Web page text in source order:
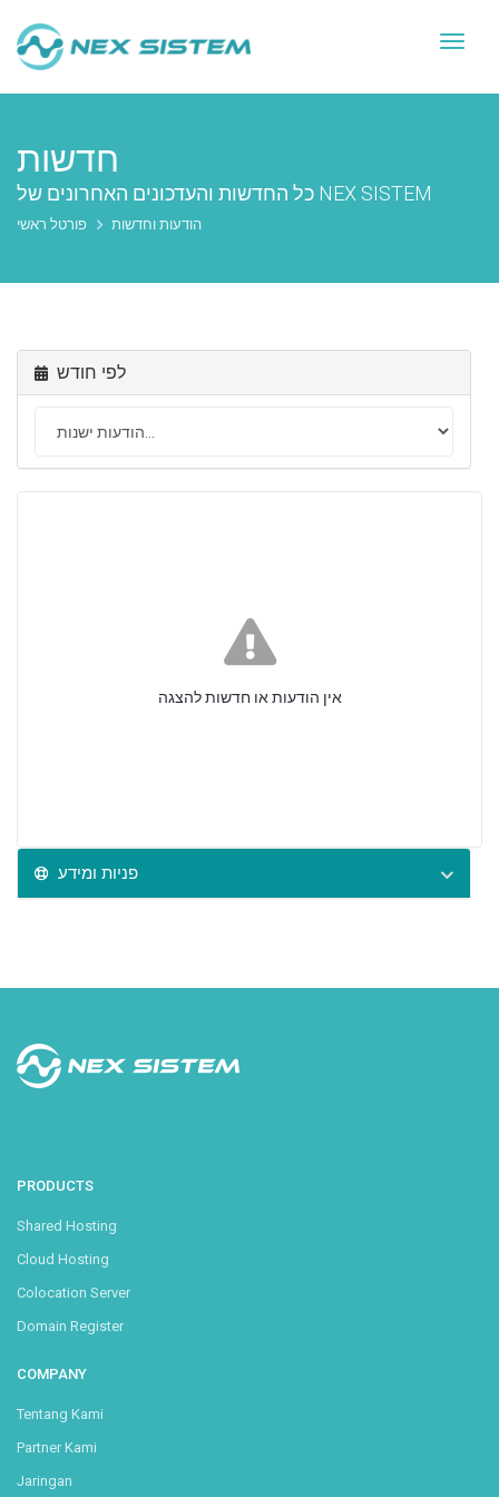
Toggle
חדשות
כל החדשות והעדכונים האחרונים של NEX SISTEM
הודעות וחדשות
לפי חודש
אין הודעות או חדשות להצגה
פניות ומידע
PRODUCTS
Shared Hosting
Cloud Hosting
Colocation Server
Domain Register
COMPANY
Tentang Kami
Partner Kami
Jaringan